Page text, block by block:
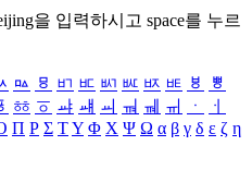
을 입력하시고 space를 누르
ㅰ ㅱ ㅲ ㅳ ㅴ ㅵ ㅶ ㅷ ㅸ
ㅹ
ㆅ ㆆ ㆇ ㆈ ㆉ ㆊ ㆋ ㆌ ㆍ
ㆎ
Π Ρ Σ ΤΥ Φ Χ Ψ Ω α β γ δ ε ζ η